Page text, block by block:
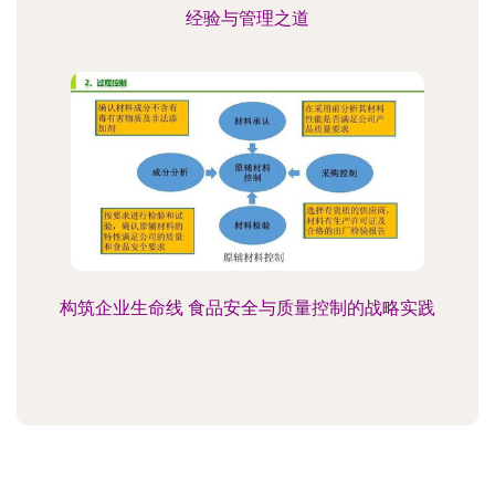
经验与管理之道
构筑企业生命线 食品安全与质量控制的战略实践